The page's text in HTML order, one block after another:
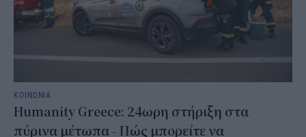
ΚΟΙΝΩΝΙΑ
Humanity Greece: 24ωρη στήριξη στα
πύρινα μέτωπα - Πώς μπορείτε να